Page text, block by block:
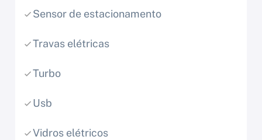
Sensor de estacionamento
Travas elétricas
Turbo
Usb
Vidros elétricos